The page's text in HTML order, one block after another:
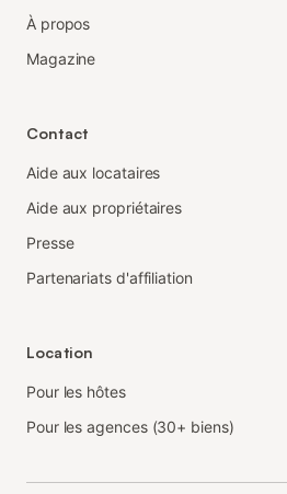
À propos
Magazine
Contact
Aide aux locataires
Aide aux propriétaires
Presse
Partenariats d'affiliation
Location
Pour les hôtes
Pour les agences (30+ biens)